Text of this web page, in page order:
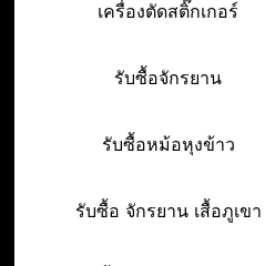
เครื่องตัดสติ๊กเกอร์
รับซื้อจักรยาน
รับซื้อหม้อหุงข้าว
รับซื้อ จักรยาน เสื้อภูเขา